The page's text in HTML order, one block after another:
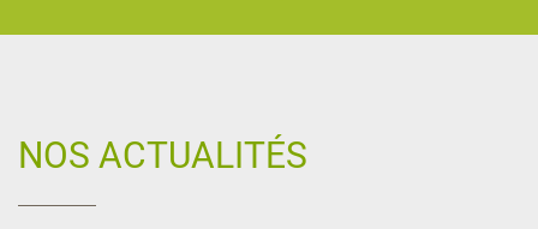
NOS ACTUALITÉS